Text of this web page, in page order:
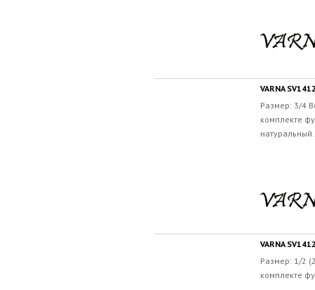
VARNA
Размер: 3/4
комплекте
VARNA
Размер: 1/2
комплекте